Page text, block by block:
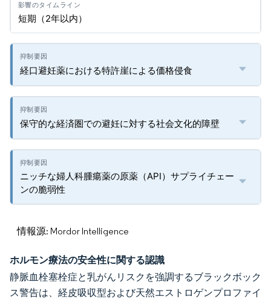
短期（2年以内）
経口避妊薬における特許崖による価格侵食
保守的な経済圏での避妊に対する社会文化的障壁
ニッチな婦人科腫瘍薬の原薬（API）サプライチェー
ンの脆弱性
情報源: Mordor Intelligence
ホルモン療法の安全性に関する認識
静脈血栓塞栓症と乳がんリスクを強調するブラックボック
ス警告は、経皮吸収型および天然エストロゲンプロファイ